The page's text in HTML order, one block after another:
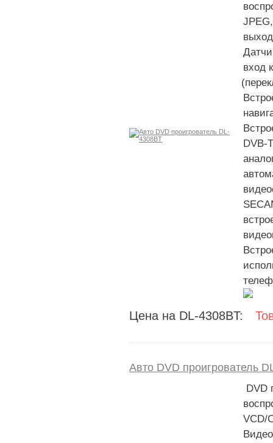
вход
(
DVB-T
Цена на DL-4308BT:
Авто DVD проигрователь
DVD
VCD/